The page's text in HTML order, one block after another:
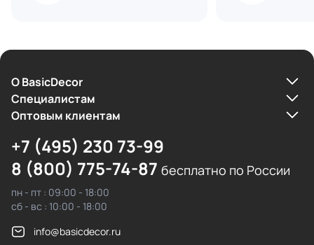
О BasicDecor
Cпециалистам
Оптовым клиентам
+7 (495) 230 73-99
8 (800) 775-74-87 бесплатно по России
пн - пт : 09:00 - 18:00
сб - вс : 10:00 - 18:00
info@basicdecor.ru